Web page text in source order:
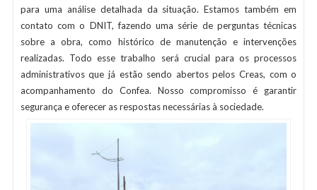
para uma análise detalhada da situação. Estamos também em
contato com o DNIT, fazendo uma série de perguntas técnicas
sobre a obra, como histórico de manutenção e intervenções
realizadas. Todo esse trabalho será crucial para os processos
administrativos que já estão sendo abertos pelos Creas, com o
acompanhamento do Confea. Nosso compromisso é garantir
segurança e oferecer as respostas necessárias à sociedade.